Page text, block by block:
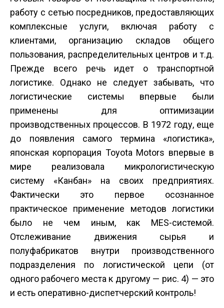
работу с сетью посредников, предоставляющих
комплексные услуги, включая работу с
клиентами, организацию складов общего
пользования, распределительных центров и т.д.
Прежде всего речь идет о транспортной
логистике. Однако не следует забывать, что
логистические системы впервые были
применены для оптимизации
производственных процессов. В 1972 году, еще
до появления самого термина «логистика»,
японская корпорация Toyota Motors впервые в
мире реализовала микрологистическую
систему «Канбан» на своих предприятиях.
Фактически это первое осознанное
практическое применение методов логистики
было не чем иным, как MES-системой.
Отслеживание движения сырья и
полуфабрикатов внутри производственного
подразделения по логистической цепи (от
одного рабочего места к другому — рис. 4) — это
и есть оперативно-диспетчерский контроль!